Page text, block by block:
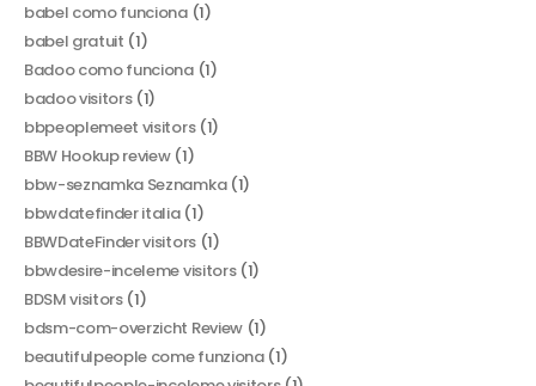
babel como funciona(1)
babel gratuit (1)
Badoo como funciona(1)
badoo visitors(1)
bbpeoplemeet visitors(1)
BBW Hookup review(1)
bbw-seznamka Seznamka(1)
bbwdatefinder italia(1)
BBWDateFinder visitors(1)
bbwdesire-inceleme visitors(1)
BDSM visitors(1)
bdsm-com-overzicht Review(1)
beautifulpeople come funziona(1)